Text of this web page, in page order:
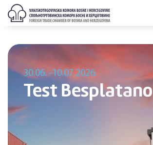
30.06. -10.07.2026.
Test Besplatano